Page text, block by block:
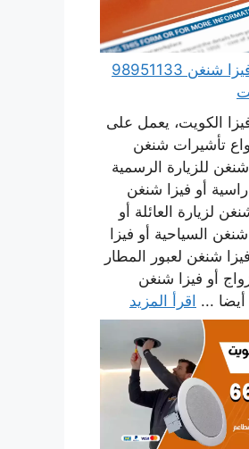
مكتب استخراج فيزا شنغن 98951133
الكويت، يعمل على
تأشيرات شنغن
للزيارة الرسمية
أو فيزا شنغن
لزيارة العائلة أو
شنغن السياحية أو فيزا
شنغن لعبور المطار
أو فيزا شنغن
أيضا ... اقرأ المزيد